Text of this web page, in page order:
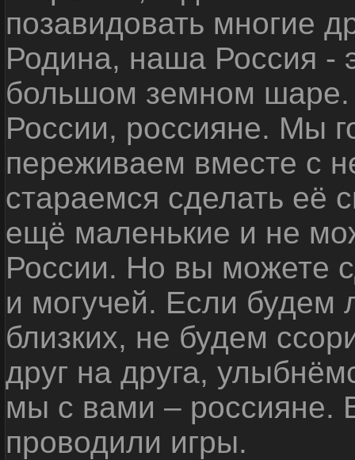
позавидовать многие
Родина, наша Россия -
большом земном
России, россияне. Мы
переживаем вместе с
стараемся сделать её
ещё маленькие и не
России. Но вы можете
и могучей. Если будем
близких, не будем
друг на друга,
мы с вами – россияне.
проводили игры.